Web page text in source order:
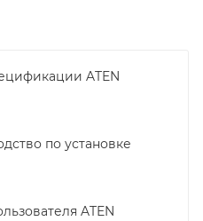
ATEN
по установке
ATEN